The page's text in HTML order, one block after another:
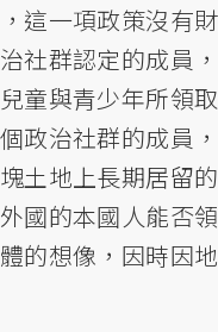
這一項政策沒有財
社群認定的成員，
童與青少年所領取
政治社群的成員，
土地上長期居留的
國的本國人能否領
的想像，因時因地